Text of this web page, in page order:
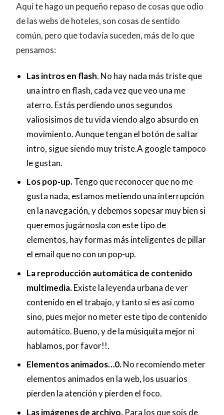
Aquí te hago un pequeño repaso de cosas que odio
de las webs de hoteles, son cosas de sentido
común, pero que todavía suceden, más de lo que
pensamos:
Las intros en flash. No hay nada más triste que
una intro en flash, cada vez que veo una me
aterro. Estás perdiendo unos segundos
valiosisimos de tu vida viendo algo absurdo en
movimiento. Aunque tengan el botón de saltar
intro, sigue siendo muy triste.A google tampoco
le gustan.
Los pop-up.Tengo que reconocer que no me
gusta nada, estamos metiendo una interrupción
en la navegación, y debemos sopesar muy bien si
queremos jugárnosla con este tipo de
elementos, hay formas más inteligentes de pillar
el email que no con un pop-up.
La reproducción automática de contenido
multimedia.Existe la leyenda urbana de ver
contenido en el trabajo, y tanto si es así como
sino, pues mejor no meter este tipo de contenido
automático. Bueno, y de la músiquita mejor ni
hablamos, por favor!!.
Elementos animados…0.No recomiendo meter
elementos animados en la web, los usuarios
pierden la atención y pierden el foco.
Las imágenes de archivo. Para los que sois de